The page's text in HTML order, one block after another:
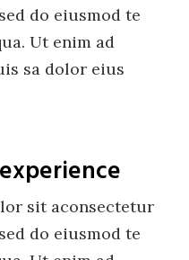
do eiusmod te
Ut enim ad
sa dolor eius
sit aconsectetur
do eiusmod te